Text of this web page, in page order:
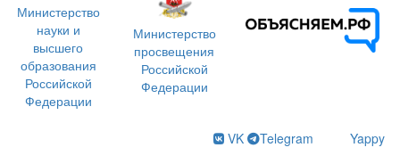
Министерство
науки и
высшего
образования
Российской
Федерации
Министерство
просвещения
Российской
Федерации
VK Telegram
Yappy